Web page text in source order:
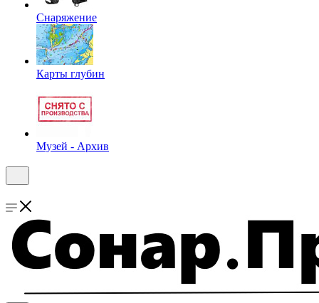
Снаряжение
Карты глубин
Музей - Архив